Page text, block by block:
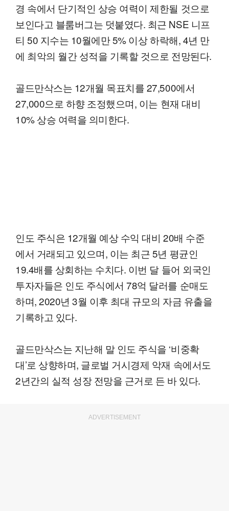
경 속에서 단기적인 상승 여력이 제한될 것으로
보인다고 블룸버그는 덧붙였다. 최근 NSE 니프
티 50 지수는 10월에만 5% 이상 하락해, 4년 만
에 최악의 월간 성적을 기록할 것으로 전망된다.
골드만삭스는 12개월 목표치를 27,500에서
27,000으로 하향 조정했으며, 이는 현재 대비
10% 상승 여력을 의미한다.
인도 주식은 12개월 예상 수익 대비 20배 수준
에서 거래되고 있으며, 이는 최근 5년 평균인
19.4배를 상회하는 수치다. 이번 달 들어 외국인
투자자들은 인도 주식에서 78억 달러를 순매도
하며, 2020년 3월 이후 최대 규모의 자금 유출을
기록하고 있다.
골드만삭스는 지난해 말 인도 주식을 ‘비중확
대’로 상향하며, 글로벌 거시경제 악재 속에서도
2년간의 실적 성장 전망을 근거로 든 바 있다.
ADVERTISEMENT